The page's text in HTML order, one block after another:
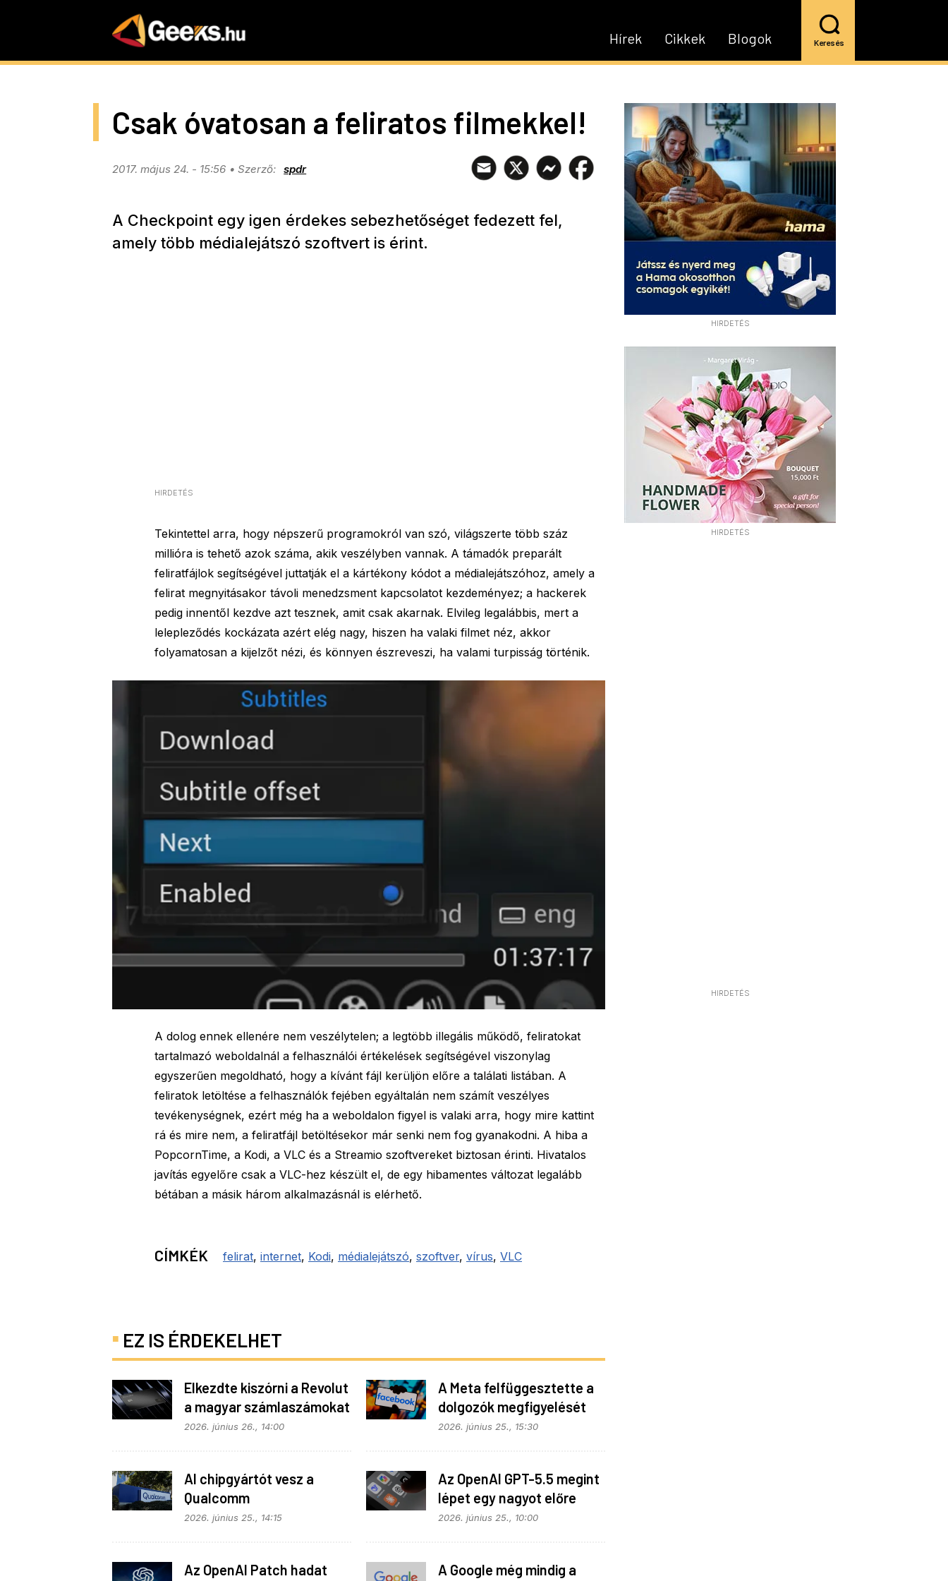
Blogok
Cikkek
Hírek Keresés
HIRDETÉS
HIRDETÉS
HIRDETÉS
Csak óvatosan a feliratos filmekkel!
2017. május 24. - 15:56 spdr
A Checkpoint egy igen érdekes sebezhetőséget fedezett fel,
amely több médialejátszó szoftvert is érint.
HIRDETÉS
Tekintettel arra, hogy népszerű programokról van szó, világszerte több száz
millióra is tehető azok száma, akik veszélyben vannak. A támadók preparált
feliratfájlok segítségével juttatják el a kártékony kódot a médialejátszóhoz, amely a
felirat megnyitásakor távoli menedzsment kapcsolatot kezdeményez; a hackerek
pedig innentől kezdve azt tesznek, amit csak akarnak. Elvileg legalábbis, mert a
lelepleződés kockázata azért elég nagy, hiszen ha valaki filmet néz, akkor
folyamatosan a kijelzőt nézi, és könnyen észreveszi, ha valami turpisság történik.
A dolog ennek ellenére nem veszélytelen; a legtöbb illegális működő, feliratokat
tartalmazó weboldalnál a felhasználói értékelések segítségével viszonylag
egyszerűen megoldható, hogy a kívánt fájl kerüljön előre a találati listában. A
feliratok letöltése a felhasználók fejében egyáltalán nem számít veszélyes
tevékenységnek, ezért még ha a weboldalon figyel is valaki arra, hogy mire kattint
rá és mire nem, a feliratfájl betöltésekor már senki nem fog gyanakodni. A hiba a
PopcornTime, a Kodi, a VLC és a Streamio szoftvereket biztosan érinti. Hivatalos
javítás egyelőre csak a VLC-hez készült el, de egy hibamentes változat legalább
bétában a másik három alkalmazásnál is elérhető.
CÍMKÉK felirat, internet, Kodi, médialejátszó, szoftver, vírus, VLC
EZ IS ÉRDEKELHET
Elkezdte kiszórni a Revolut
a magyar számlaszámokat
2026. június 26., 14:00
A Meta felfüggesztette a
dolgozók megfigyelését
2026. június 25., 15:30
AI chipgyártót vesz a
Qualcomm
2026. június 25., 14:15
Az OpenAI GPT-5.5 megint
lépet egy nagyot előre
2026. június 25., 10:00
Az OpenAI Patch hadat
A Google még mindig a